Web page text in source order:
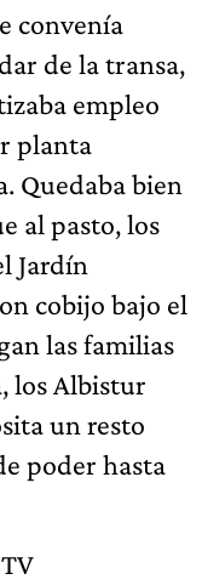
convenía
de la transa,
empleo
planta
Quedaba bien
al pasto, los
Jardín
cobijo bajo el
las familias
los Albistur
un resto
poder hasta